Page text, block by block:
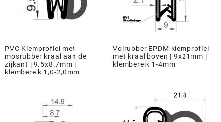
PVC Klemprofiel met
mosrubber kraal aan de
zijkant | 9.5x8.7mm |
klembereik 1,0-2,0mm
Volrubber EPDM klemprofiel
met kraal boven | 9x21mm |
klembereik 1-4mm